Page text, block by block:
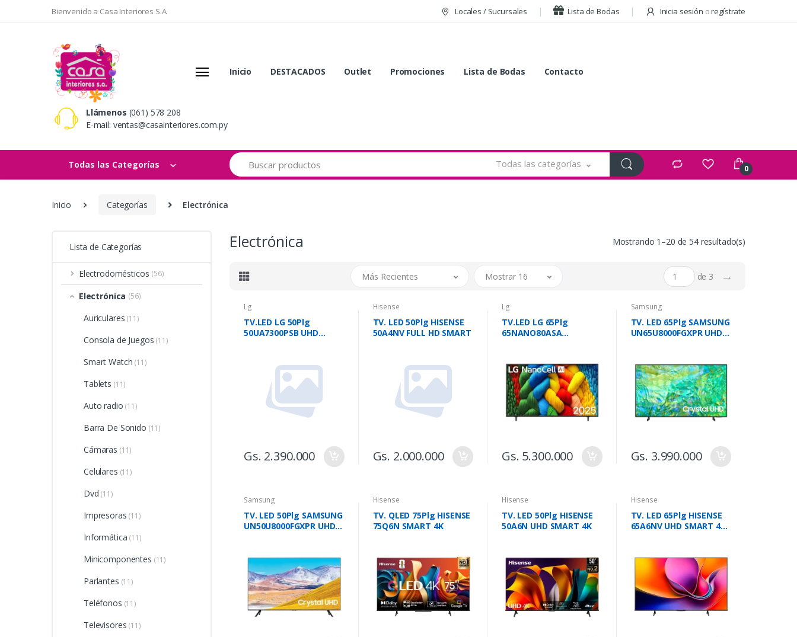
Bienvenido a Casa Interiores S.A. Locales / Sucursales Lista de Bodas Inicia sesión oregístrate
Inicio DESTACADOS Outlet Promociones Lista de Bodas Contacto
Llámenos (061) 578 208
E-mail: ventas@casainteriores.com.py
Todas las Categorías
Search Todas las categorías 0
Inicio Categorías Electrónica
Lista de Categorías
Electrodomésticos (56)
Electrónica (56)
Auriculares (11)
Consola de Juegos (11)
Smart Watch (11)
Tablets (11)
Auto radio (11)
Barra De Sonido (11)
Cámaras (11)
Celulares (11)
Dvd (11)
Impresoras (11)
Informática (11)
Minicomponentes (11)
Parlantes (11)
Teléfonos (11)
Televisores (11)
Electrónica Mostrando 1–20 de 54 resultado(s)
Más Recientes Mostrar 16 de 3 →
Lg
TV.LED LG 50Plg
50UA7300PSB UHD
Gs. 2.390.000
Hisense
TV. LED 50Plg HISENSE
50A4NV FULL HD SMART
Gs. 2.000.000
Lg
TV.LED LG 65Plg
65NANO80ASA
Gs. 5.300.000
Samsung
TV. LED 65Plg SAMSUNG
UN65U8000FGXPR UHD
Gs. 3.990.000
Samsung
TV. LED 50Plg SAMSUNG
UN50U8000FGXPR UHD
Hisense
TV. QLED 75Plg HISENSE
75Q6N SMART 4K
Hisense
TV. LED 50Plg HISENSE
50A6N UHD SMART 4K
Hisense
TV. LED 65Plg HISENSE
65A6NV UHD SMART 4K